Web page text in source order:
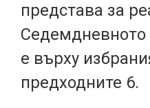
представа за
е върху
предходните 6.